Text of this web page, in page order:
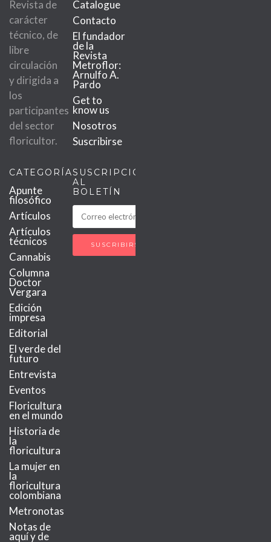
Revista de
carácter
técnico, de
libre
circulación
y dirigida a
los
participantes
del sector
floricultor.
Catalogue
Contacto
El fundador
de la
Revista
Metroflor:
Arnulfo A.
Pardo
Get to
know us
Nosotros
Suscribirse
CATEGORÍAS
Apunte
filosófico
Artículos
Artículos
técnicos
Cannabis
Columna
Doctor
Vergara
Edición
impresa
Editorial
El verde del
futuro
Entrevista
Eventos
Floricultura
en el mundo
Historia de
la
floricultura
La mujer en
la
floricultura
colombiana
Metronotas
Notas de
aquí y de
SUSCRIPCIÓN
AL
BOLETÍN